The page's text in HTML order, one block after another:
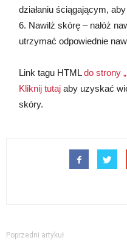
działaniu ściągającym,
6. Nawilż skórę – nałóż
utrzymać odpowiednie
Link tagu HTMLdo strony
Kliknij tutaj aby uzyskać
skóry.
Poprzedni artykuł